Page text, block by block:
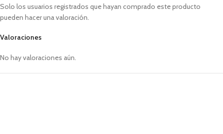
Valoraciones
No hay valoraciones aún.
Solo los usuarios registrados que hayan comprado este producto
pueden hacer una valoración.